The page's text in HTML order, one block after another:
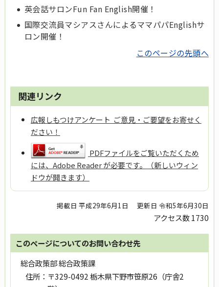
英会話サロンFun Fan English開催！
国際交流員マシアスさんによるママパパEnglishサ
ロン開催！
このページの先頭へ
関連リンク
広報しもつけアンケート ご意見・ご要望をお寄せく
ださい！
PDFファイルをご覧いただくため
には、Adobe Reader が必要です。（新しいウィン
ドウが開きます）
掲載日 平成29年6月1日 更新日 令和5年6月30日
アクセス数1730
このページについてのお問い合わせ先
総合政策部 総合政策課
住所： 〒329-0492 栃木県下野市笹原26（庁舎2